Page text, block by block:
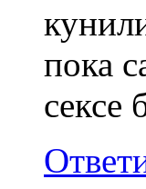
пока
сексе